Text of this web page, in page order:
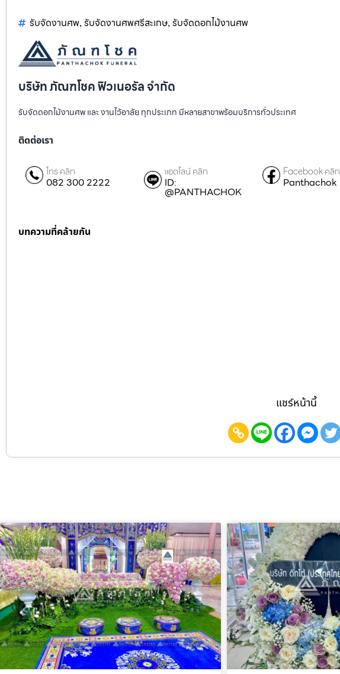
รับจัดงานศพ, รับจัดงานศพศรีสะเกษ, รับจัดดอกไม้งานศพ
บริษัท ภัณฑโชค ฟิวเนอรัล จำกัด
รับจัดดอกไม้งานศพ และ งานไว้อาลัย ทุกประเภท มีหลายสาขาพร้อมบริการทั่วประเทศ
ติดต่อเรา
โทร คลิก
082 300 2222
แอดไลน์ คลิก
ID:
@PANTHACHOK
Facebook คลิก
Panthachok
บทความที่คล้ายกัน
แชร์หน้านี้